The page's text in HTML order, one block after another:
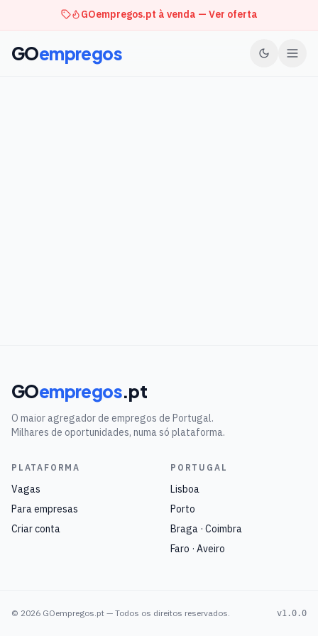
GOempregos.pt à venda — Ver oferta
GOempregos
GOempregos.pt
O maior agregador de empregos de Portugal.
Milhares de oportunidades, numa só plataforma.
PLATAFORMA
Vagas
Para empresas
Criar conta
PORTUGAL
Lisboa
Porto
Braga · Coimbra
Faro · Aveiro
© 2026 GOempregos.pt — Todos os direitos reservados. v1.0.0